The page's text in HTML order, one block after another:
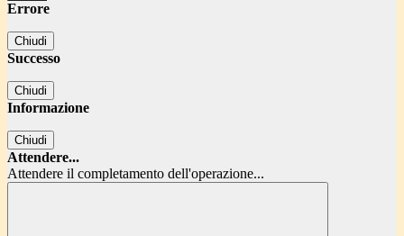
Errore
Chiudi
Successo
Chiudi
Informazione
Chiudi
Attendere...
Attendere il completamento dell'operazione...